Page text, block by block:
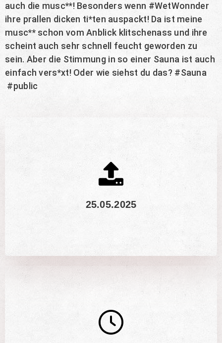
auch die musc**! Besonders wenn #WetWonnder
ihre prallen dicken ti*ten auspackt! Da ist meine
musc** schon vom Anblick klitschenass und ihre
scheint auch sehr schnell feucht geworden zu
sein. Aber die Stimmung in so einer Sauna ist auch
einfach vers*xt! Oder wie siehst du das? #Sauna
#public
25.05.2025